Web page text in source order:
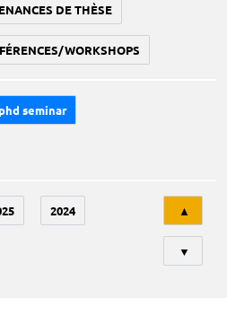
DE THÈSE
WORKSHOPS
seminar
2024 ▲
▼